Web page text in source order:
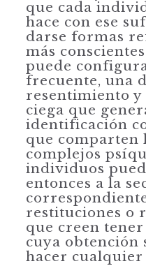
que cada
hace con ese
darse formas
más
puede
frecuente, una
resentimiento
ciega que
identificación
que comparten
complejos
individuos
entonces a la
restituciones o
que creen
cuya obtención
hacer cualquier